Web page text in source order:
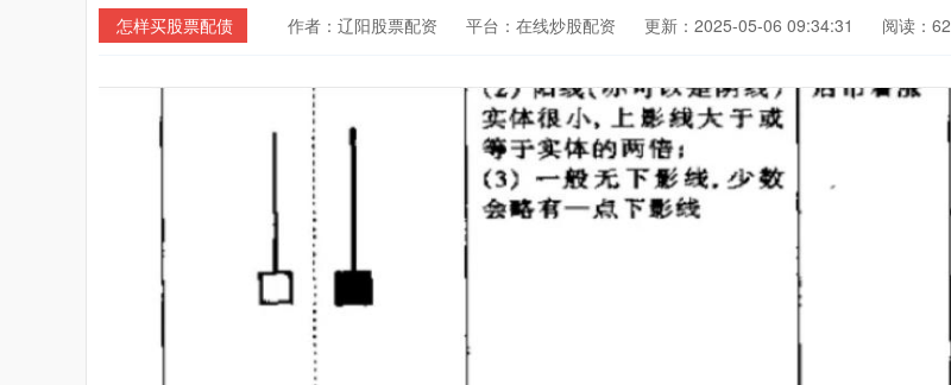
怎样买股票配债 作者：辽阳股票配资 平台：在线炒股配资 更新：2025-05-06 09:34:31 阅读：62